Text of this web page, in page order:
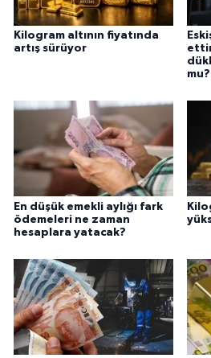
Kilogram altının fiyatında
artış sürüyor
En düşük emekli aylığı fark
ödemeleri ne zaman
hesaplara yatacak?